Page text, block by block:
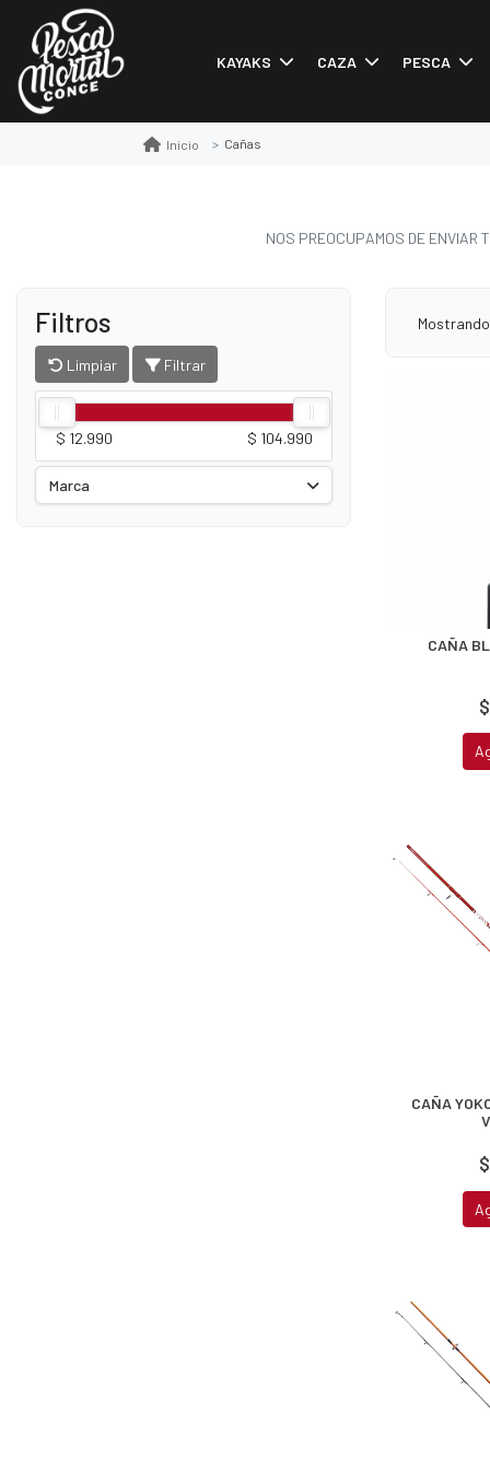
KAYAKS CAZA PESCA
Inicio Cañas
NOS PREOCUPAMOS DE ENVIAR
Filtros
Limpiar Filtrar
$ 12.990 $ 104.990
Marca
Mostrando
CAÑA
CAÑA